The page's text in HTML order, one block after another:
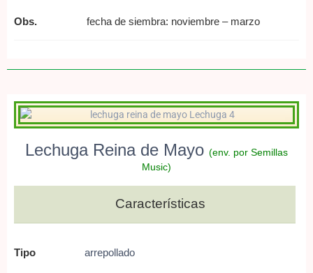
Obs. fecha de siembra: noviembre – marzo
Lechuga Reina de Mayo (env. por Semillas
Music)
Características
Tipo arrepollado